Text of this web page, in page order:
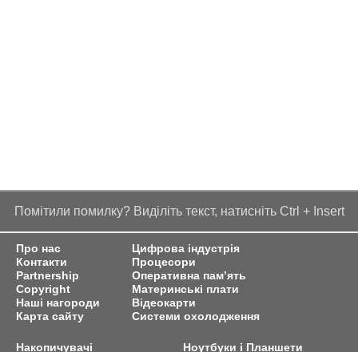
Помітили помилку? Виділіть текст, натисніть Ctrl + Insert
Про нас
Контакти
Partnership
Copyright
Наші нагороди
Карта сайту
Цифрова індустрія
Процесори
Оперативна пам’ять
Материнські плати
Відеокарти
Системи охолодження
Накопичувачі Ноутбуки і Планшети